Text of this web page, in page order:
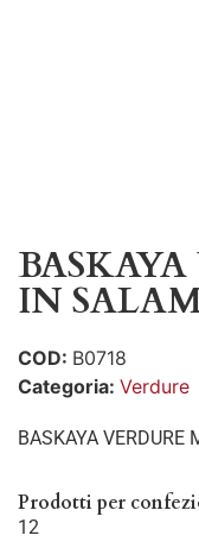
IN
COD: B0718
Categoria: Verdure
BASKAYA
Prodotti per
12